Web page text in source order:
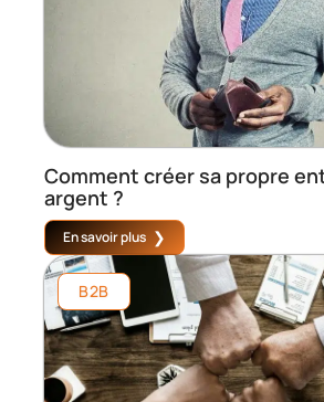
Comment créer sa propre
argent ?
En savoir plus
B2B